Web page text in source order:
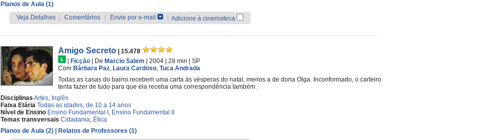
Planos de Aula (1)
Veja Detalhes
Comentários Envie por e-mail Adicione à cinemateca
Amigo Secreto
| 15.478
Ficção De Marcio Salem | 2004 | 28 min
SP
Com Bárbara Paz, Laura Cardoso, Tuca Andrada
Todas as casas do bairro recebem uma carta ás vésperas do natal, menos a de dona Olga. Inconformado, o carteiro
tenta fazer de tudo para que ela receba uma correspondência também.
Disciplinas Artes, Inglês
Faixa Etária Todas as idades, de 10 a 14 anos
Nível de Ensino Ensino Fundamental I , Ensino Fundamental II
Temas transversais Cidadania, Ética
Planos de Aula (2)
| Relatos de Professores (1)